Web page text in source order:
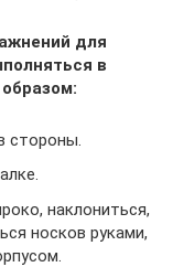
для
в
стороны.
наклониться,
носков руками,